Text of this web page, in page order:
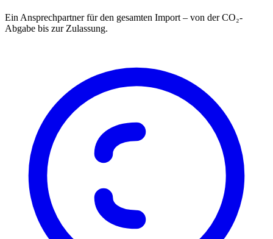
Ein Ansprechpartner für den gesamten Import – von der CO₂-
Abgabe bis zur Zulassung.